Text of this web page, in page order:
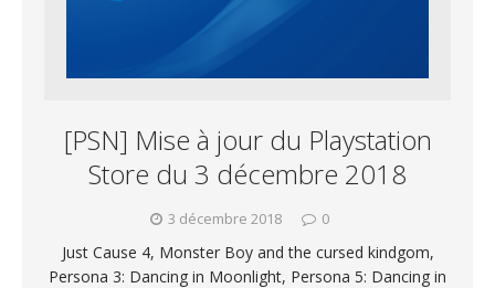
[PSN] Mise à jour du Playstation
Store du 3 décembre 2018
3 décembre 2018 0
Just Cause 4, Monster Boy and the cursed kindgom,
Persona 3: Dancing in Moonlight, Persona 5: Dancing in